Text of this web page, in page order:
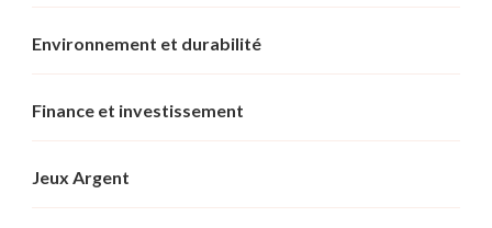
Environnement et durabilité
Finance et investissement
Jeux Argent